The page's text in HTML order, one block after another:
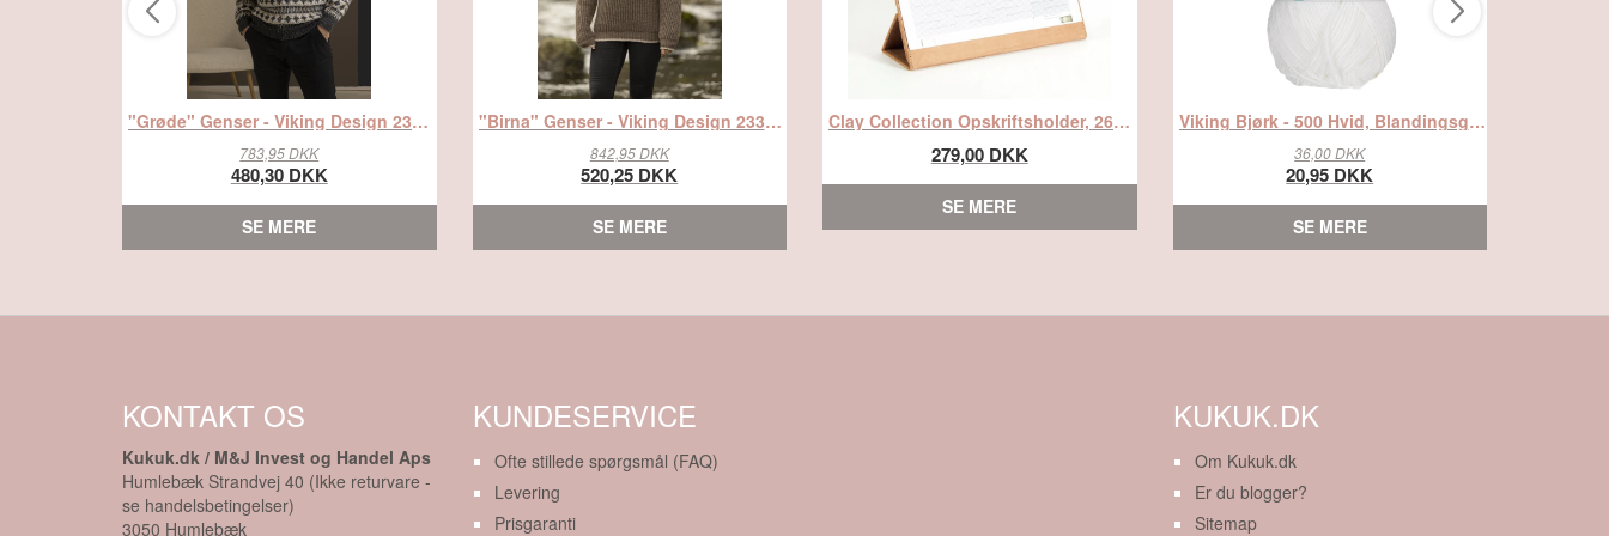
"Grøde" Genser - Viking Design 2338-3B Kit - XS-XXXL - Viking Eco Highland Wool, fra Viking
783,95 DKK
480,30 DKK
SE MERE
"Birna" Genser - Viking Design 2336-4 Kit - XS-XXL - Viking Eco Highland Wool, fra Viking
842,95 DKK
520,25 DKK
SE MERE
Clay Collection Opskriftsholder, 26X30 - Stor, fra Diverse
279,00 DKK
SE MERE
Viking Bjørk - 500 Hvid, Blandingsgarn, fra Viking
36,00 DKK
20,95 DKK
SE MERE
KONTAKT OS
Kukuk.dk / M&J Invest og Handel Aps
Humlebæk Strandvej 40 (Ikke returvare -
se handelsbetingelser)
3050 Humlebæk
KUNDESERVICE
Ofte stillede spørgsmål (FAQ)
Levering
Prisgaranti
KUKUK.DK
Om Kukuk.dk
Er du blogger?
Sitemap